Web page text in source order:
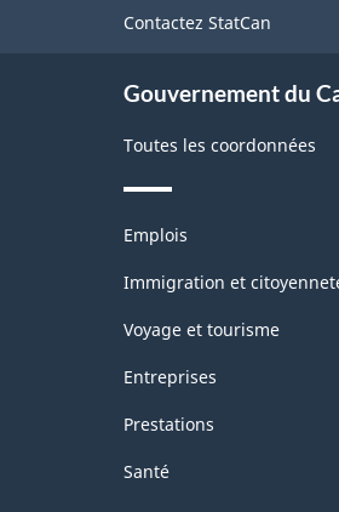
Nord
2012
-
Structure
de
la
Contactez StatCan
Gouvernement du
Toutes les coordonnées
Thèmes
sujets
Emplois
Immigration et
Voyage et tourisme
Entreprises
Prestations
Santé